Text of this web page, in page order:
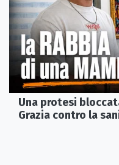
Una protesi
Grazia contro la